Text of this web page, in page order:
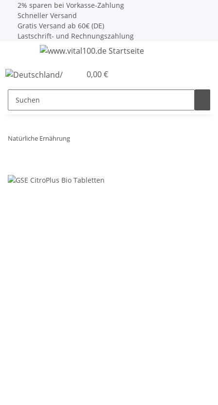
2% sparen bei Vorkasse-Zahlung
Schneller Versand
Gratis Versand ab 60€ (DE)
Lastschrift- und Rechnungszahlung
0,00 €
Natürliche Ernährung